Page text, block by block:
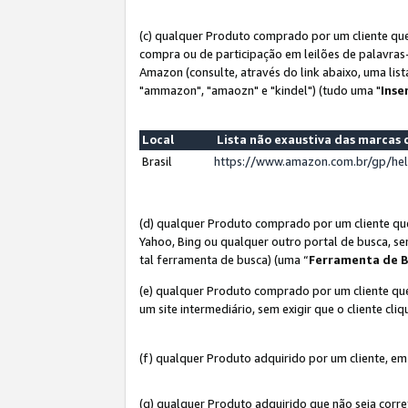
(c) qualquer Produto comprado por um cliente
compra ou de participação em leilões de
Amazon (consulte, através do link abaixo, uma
"ammazon", "amaozn" e "kindel") (tudo uma "
Local
Lista não exaustiva das
Brasil
https://www.amazon.com.br/gp/
(d) qualquer Produto comprado por um cliente
Yahoo, Bing ou qualquer outro portal de busca,
tal ferramenta de busca) (uma “Ferramenta de
(e) qualquer Produto comprado por um cliente
um site intermediário, sem exigir que o cliente
(f) qualquer Produto adquirido por um cliente,
(g) qualquer Produto adquirido que não seja